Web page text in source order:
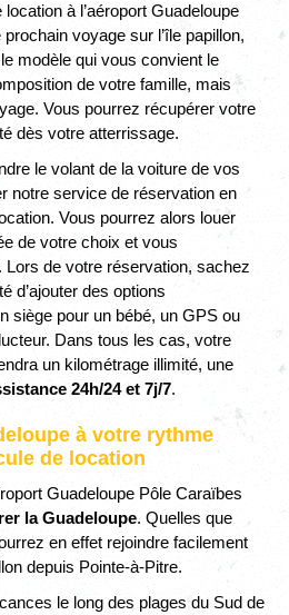
à l’aéroport Guadeloupe
voyage sur l’île papillon,
modèle qui vous convient le
de votre famille, mais
Vous pourrez récupérer votre
dès votre atterrissage.
le volant de la voiture de vos
notre service de réservation en
Vous pourrez alors louer
de votre choix et vous
Lors de votre réservation, sachez
d’ajouter des options
siège pour un bébé, un GPS ou
Dans tous les cas, votre
un kilométrage illimité, une
24h/24 et 7j/7.
à votre rythme
de location
Guadeloupe Pôle Caraïbes
la Guadeloupe. Quelles que
en effet rejoindre facilement
depuis Pointe-à-Pitre.
le long des plages du Sud de